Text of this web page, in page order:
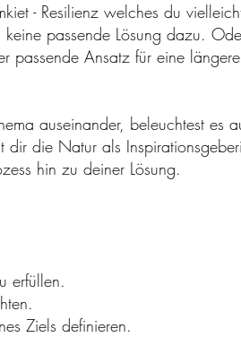
- Resilienz welches du
passende Lösung dazu.
Ansatz für eine
auseinander, beleuchtest es
dir die Natur als
hin zu deiner Lösung.
erfüllen.
Ziels definieren.